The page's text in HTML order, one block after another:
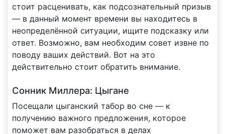
стоит расценивать, как подсознательный призыв
— в данный момент времени вы находитесь в
неопределённой ситуации, ищите подсказку или
ответ. Возможно, вам необходим совет извне по
поводу ваших действий. Вот на это
действительно стоит обратить внимание.
Сонник Миллера: Цыгане
Посещали цыганский табор во сне — к
получению важного предложения, которое
поможет вам разобраться в делах